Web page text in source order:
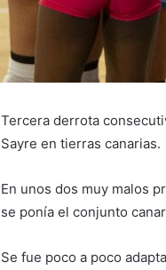
Tercera derrota
Sayre en tierras canarias.
En unos dos muy malos
se ponía el conjunto
Se fue poco a poco